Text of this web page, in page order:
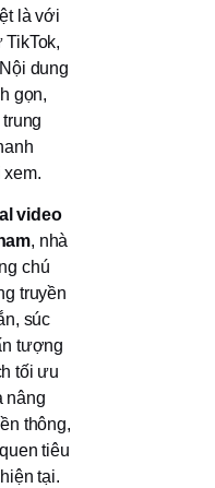
là với
dung
gọn,
video
, nhà
chú
truyền
súc
tượng
tối ưu
nâng
thông,
tiêu
tại.